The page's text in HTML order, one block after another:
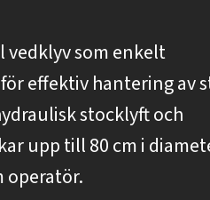
vedklyv som enkelt
effektiv hantering av
stocklyft och
upp till 80 cm i
operatör.